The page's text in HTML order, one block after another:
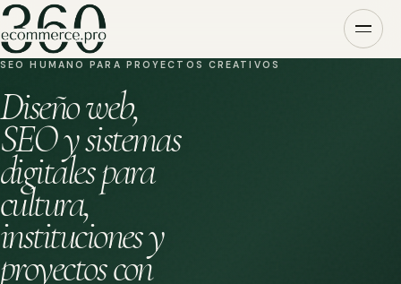
SEO HUMANO PARA PROYECTOS CREATIVOS
Diseño web,
SEO y sistemas
digitales para
cultura,
instituciones y
proyectos con